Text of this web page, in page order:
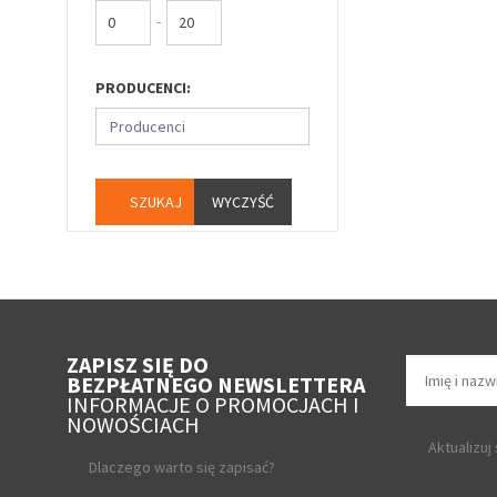
-
PRODUCENCI:
Producenci
WYCZYŚĆ
ZAPISZ SIĘ DO
BEZPŁATNEGO NEWSLETTERA
INFORMACJE O PROMOCJACH I
NOWOŚCIACH
Dlaczego warto się zapisać?
Aktualizuj